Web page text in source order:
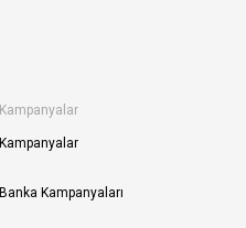
Kampanyalar
Kampanyalar
Banka Kampanyaları